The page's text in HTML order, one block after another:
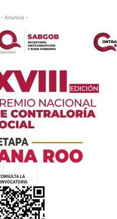
- Anuncio -